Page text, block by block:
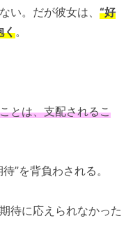
い。だが彼女は、 “好
く。
とは、支配されるこ
”を背負わされる。
待に応えられなかった